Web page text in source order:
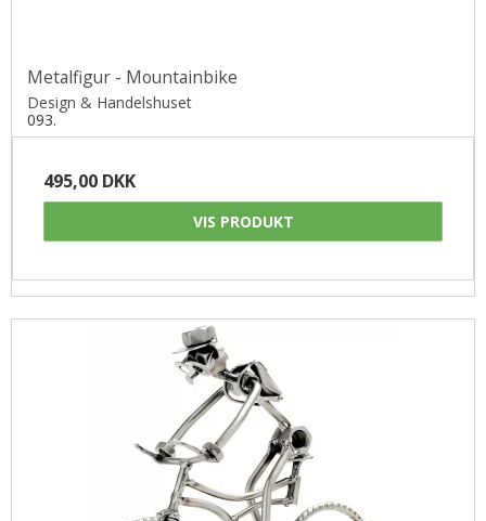
Metalfigur - Mountainbike
Design & Handelshuset
093.
495,00 DKK
VIS PRODUKT